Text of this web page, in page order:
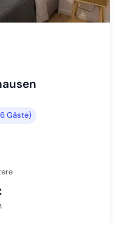
1 wechseln
2 wechseln
3 wechseln
4 wechseln
5 wechseln
6 wechseln
Gäste)